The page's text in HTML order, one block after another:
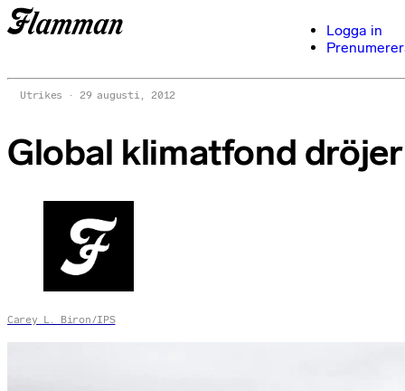
Logga in
Utrikes 29 augusti, 2012
Global klimatfond dröjer
Carey L. Biron/IPS